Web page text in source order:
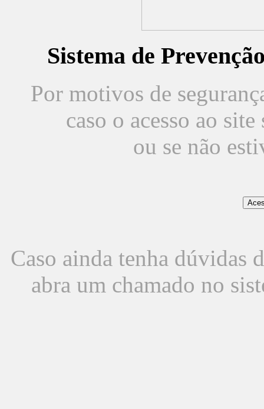
Sistema de
Por motivos de
caso o acesso ao
ou se não
Caso ainda tenha dúvidas
abra um chamado no